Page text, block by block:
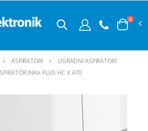
0
ASPIRATORI
UGRADNI ASPIRATORI
INKA PLUS HC X A70